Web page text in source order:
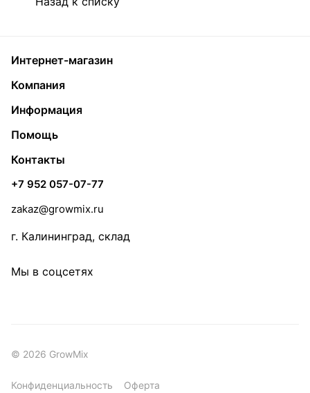
Интернет-магазин
Компания
Информация
Помощь
Контакты
+7 952 057-07-77
zakaz@growmix.ru
г. Калининград, склад
Мы в соцсетях
© 2026 GrowMix
Конфиденциальность Оферта